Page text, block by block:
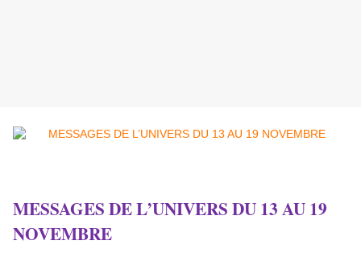
MESSAGES DE L’UNIVERS DU 13 AU 19
NOVEMBRE